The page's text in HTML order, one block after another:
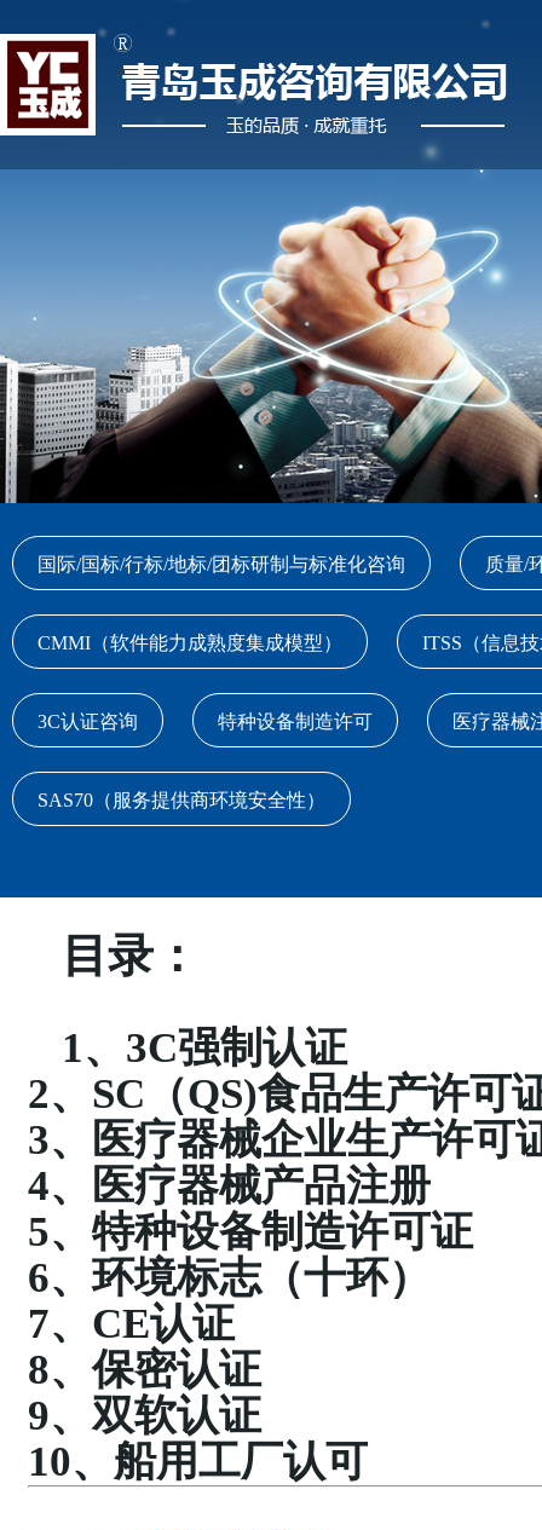
国际/国标/行标/地标/团标研制与标准化咨询 质量/
CMMI（软件能力成熟度集成模型） ITSS（信息
3C认证咨询 特种设备制造许可 医疗器械
SAS70（服务提供商环境安全性）
目录：
1、 3C强制认证
2、 SC（QS)食品生产许可
3、
医疗器械企业生产许可
4、
医疗器械产品注册
5、 特种设备制造许可证
6、环境标志（十环）
7、 CE认证
8、保密认证
9、双软认证
10、船用工厂认可